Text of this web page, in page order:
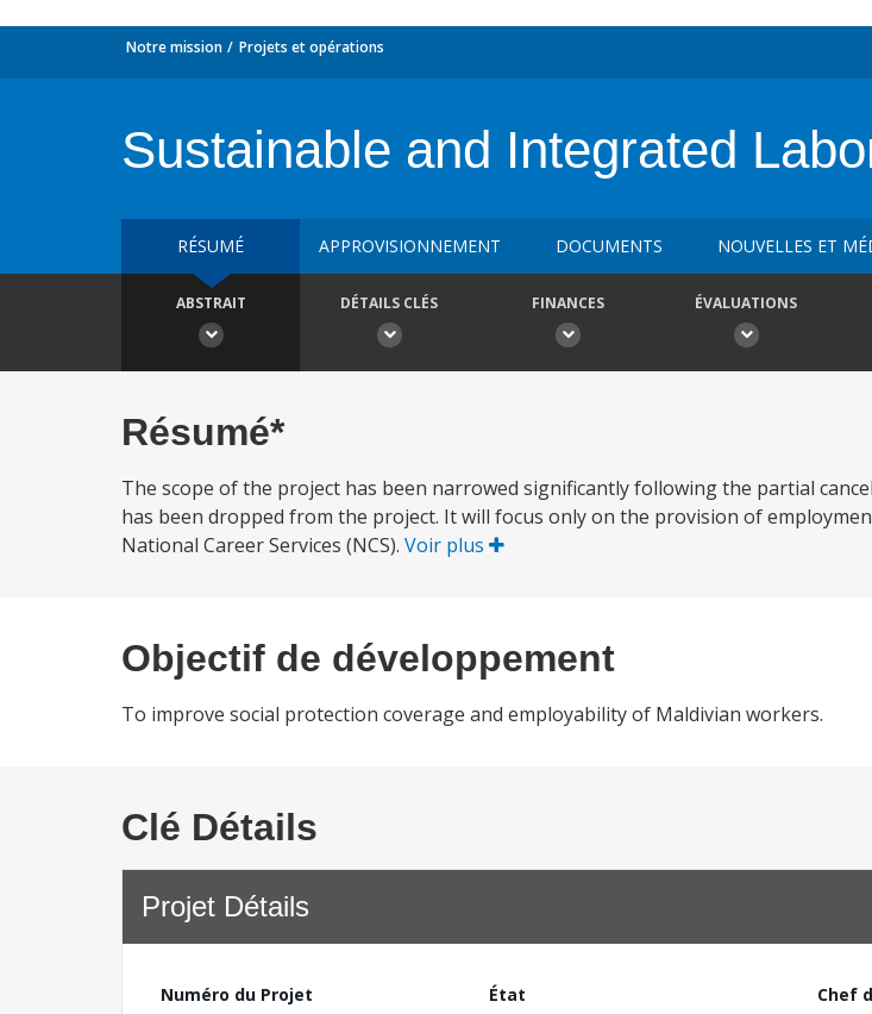
Notre mission Projets et opérations
Sustainable and Integrated
RÉSUMÉ APPROVISIONNEMENT DOCUMENTS NOUVELLES ET
ABSTRAIT DÉTAILS CLÉS FINANCES ÉVALUATIONS
Résumé*
The scope of the project has been narrowed significantly following the partial
has been dropped from the project. It will focus only on the provision of
National Career Services (NCS). Voir plus
Objectif de développement
To improve social protection coverage and employability of Maldivian workers.
Clé Détails
Projet Détails
Numéro du Projet
État
Chef